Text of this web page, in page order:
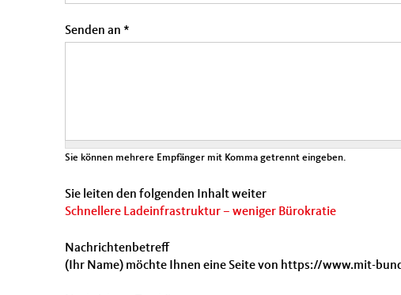
Senden an *
Sie können mehrere Empfänger mit Komma getrennt eingeben.
Sie leiten den folgenden Inhalt weiter
Schnellere Ladeinfrastruktur – weniger Bürokratie
Nachrichtenbetreff
(Ihr Name) möchte Ihnen eine Seite von https://www.mit-